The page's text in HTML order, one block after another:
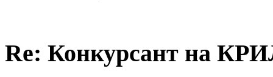
Re: Конкурсант на